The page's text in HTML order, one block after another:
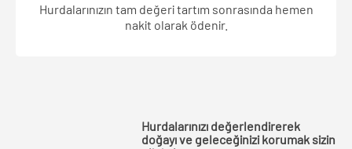
Hurdalarınızın tam değeri tartım sonrasında hemen
nakit olarak ödenir.
Hurdalarınızı değerlendirerek
doğayı ve geleceğinizi korumak sizin